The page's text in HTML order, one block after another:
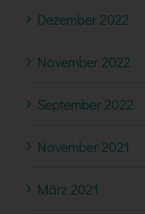
Dezember 2022
November 2022
September 2022
November 2021
März 2021